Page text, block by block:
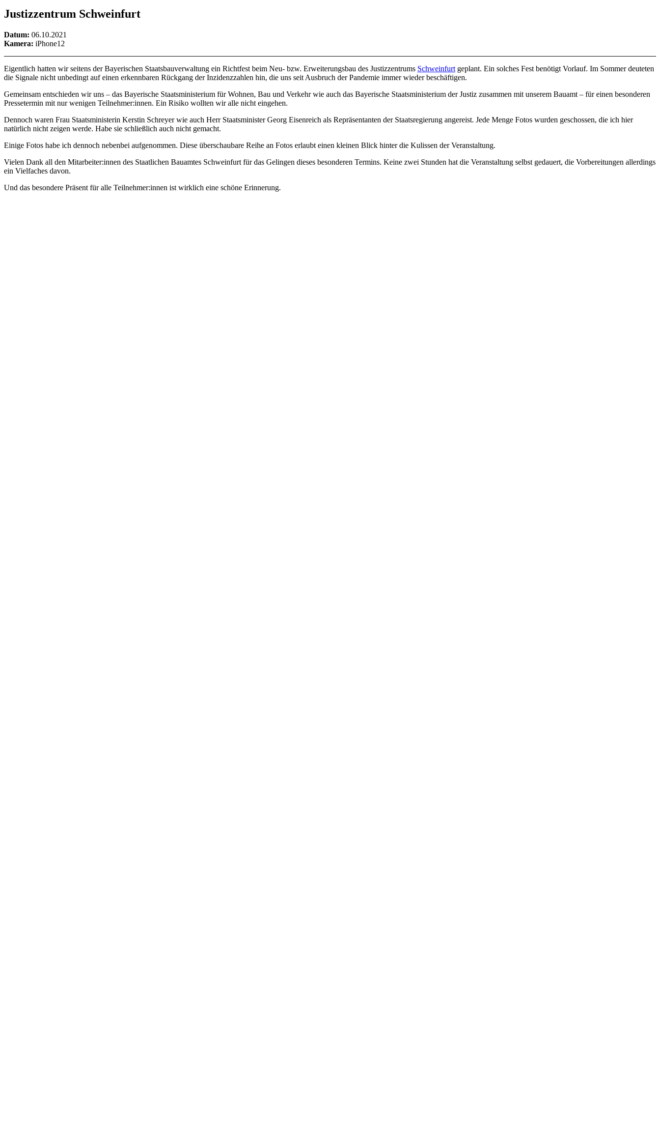
Justizzentrum Schweinfurt
Datum: 06.10.2021
Kamera: iPhone12
Eigentlich hatten wir seitens der Bayerischen Staatsbauverwaltung ein Richtfest beim Neu- bzw. Erweiterungsbau des Justizzentrums Schweinfurt geplant. Ein solches Fest benötigt Vorlauf. Im Sommer deuteten
die Signale nicht unbedingt auf einen erkennbaren Rückgang der Inzidenzzahlen hin, die uns seit Ausbruch der Pandemie immer wieder beschäftigen.
Gemeinsam entschieden wir uns – das Bayerische Staatsministerium für Wohnen, Bau und Verkehr wie auch das Bayerische Staatsministerium der Justiz zusammen mit unserem Bauamt – für einen besonderen
Pressetermin mit nur wenigen Teilnehmer:innen. Ein Risiko wollten wir alle nicht eingehen.
Dennoch waren Frau Staatsministerin Kerstin Schreyer wie auch Herr Staatsminister Georg Eisenreich als Repräsentanten der Staatsregierung angereist. Jede Menge Fotos wurden geschossen, die ich hier
natürlich nicht zeigen werde. Habe sie schließlich auch nicht gemacht.
Einige Fotos habe ich dennoch nebenbei aufgenommen. Diese überschaubare Reihe an Fotos erlaubt einen kleinen Blick hinter die Kulissen der Veranstaltung.
Vielen Dank all den Mitarbeiter:innen des Staatlichen Bauamtes Schweinfurt für das Gelingen dieses besonderen Termins. Keine zwei Stunden hat die Veranstaltung selbst gedauert, die Vorbereitungen allerdings
ein Vielfaches davon.
Und das besondere Präsent für alle Teilnehmer:innen ist wirklich eine schöne Erinnerung.